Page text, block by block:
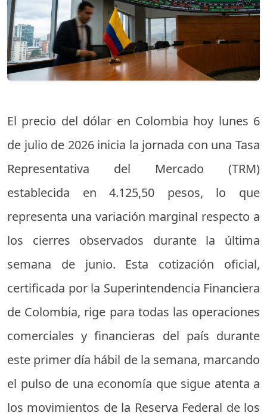
El precio del dólar en Colombia hoy lunes 6
de julio de 2026 inicia la jornada con una Tasa
Representativa del Mercado (TRM)
establecida en 4.125,50 pesos, lo que
representa una variación marginal respecto a
los cierres observados durante la última
semana de junio. Esta cotización oficial,
certificada por la Superintendencia Financiera
de Colombia, rige para todas las operaciones
comerciales y financieras del país durante
este primer día hábil de la semana, marcando
el pulso de una economía que sigue atenta a
los movimientos de la Reserva Federal de los